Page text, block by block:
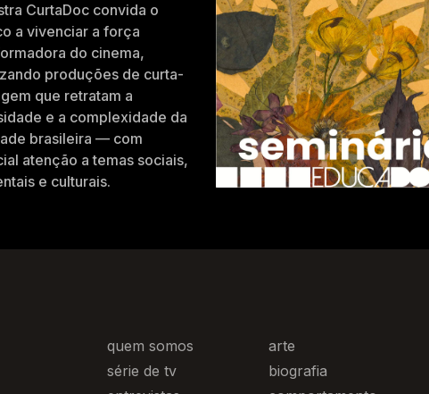
CurtaDoc convida o
a vivenciar a força
do cinema,
produções de curta-
que retratam a
e a complexidade da
brasileira — com
atenção a temas sociais,
e culturais.
quem somos
série de tv
arte
biografia